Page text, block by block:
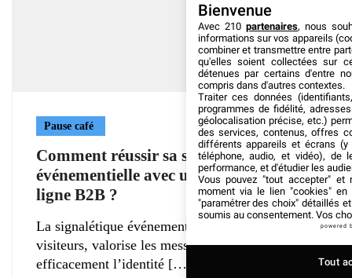
Pause café
Comment réussir sa signalétique
événementielle avec une imprimerie en
ligne B2B ?
La signalétique événementielle guide les
visiteurs, valorise les messages et soutient
efficacement l’identité
Bienvenue
Avec 210 partenaires, nous
informations sur vos appareils
combiner et transmettre entre
qu'elles soient collectées sur
détenues par certains d'entre
compris dans d'autres contextes.
Traiter ces données
programmes de fidélité,
géolocalisation précise, etc.)
des services, contenus, offres
différents appareils et écrans (y
téléphone, audio, et vidéo), de
performance, et d'étudier les
Vous pouvez "tout accepter" et
moment via le lien "cookies" en
"paramétrer des choix" détaillés
soumis au consentement. Vos
powered
Tout